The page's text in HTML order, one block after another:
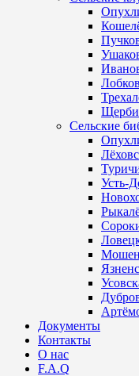
Сельские
Усть-
Документы
Контакты
О нас
F.A.Q